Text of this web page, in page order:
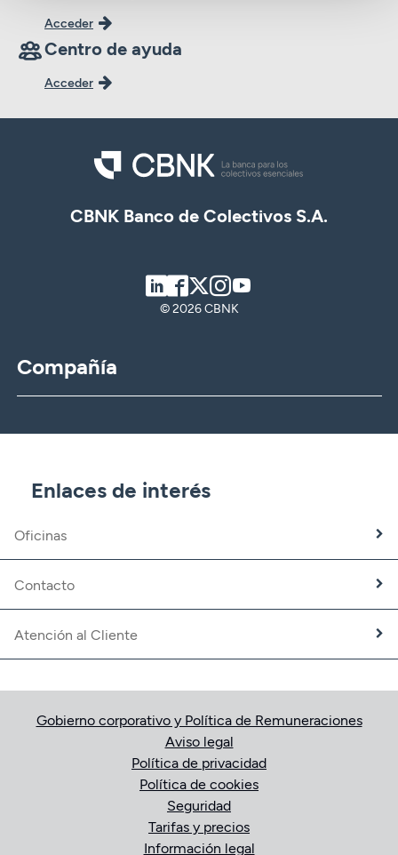
Acceder
Centro de ayuda
Acceder
CBNK Banco de Colectivos S.A.
LinkedIn
Facebook
TwitterInstagram
© 2026 CBNK
Compañía
CBNK Gestión de Activos
Banca Partner
Trabaja con nosotros
Fundación CBNK
Enlaces de interés
Oficinas
Contacto
Atención al Cliente
Gobierno corporativo y Política de Remuneraciones
Aviso legal
Política de privacidad
Política de cookies
Seguridad
Tarifas y precios
Información legal